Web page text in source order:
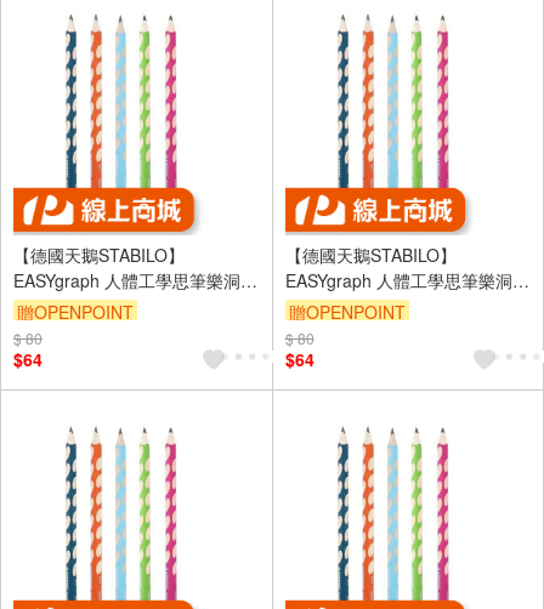
【德國天鵝STABILO】
EASYgraph 人體工學思筆樂洞洞
鉛筆(多色)左/右手左手HB淺粉紅
ST321/16-HB-6
贈OPENPOINT
$ 80
$64
【德國天鵝STABILO】
EASYgraph 人體工學思筆樂洞洞
鉛筆(多色)左/右手右手HB粉紅
(ST322/01-HB)
贈OPENPOINT
$ 80
$64